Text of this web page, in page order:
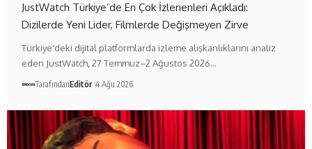
JustWatch Türkiye’de En Çok İzlenenleri Açıkladı:
Dizilerde Yeni Lider, Filmlerde Değişmeyen Zirve
Türkiye'deki dijital platformlarda izleme alışkanlıklarını analiz
eden JustWatch, 27 Temmuz–2 Ağustos 2026…
TarafındanEditör 4 Ağu 2026